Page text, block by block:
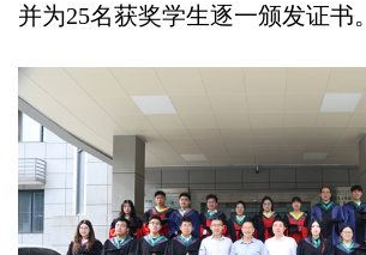
并为25名获奖学生逐一颁发证书。